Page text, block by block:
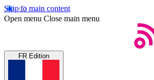
Skip to main content
Open menu Close main menu
FR Edition